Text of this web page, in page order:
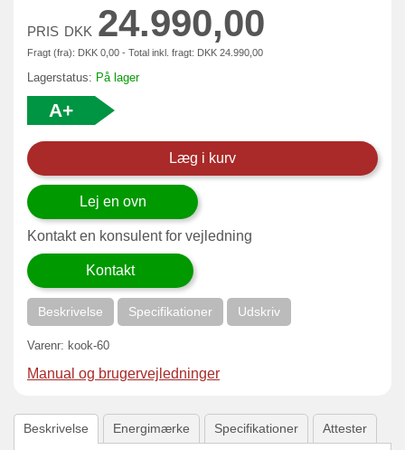
PRIS DKK 24.990,00
Fragt (fra): DKK 0,00 - Total inkl. fragt: DKK 24.990,00
Lagerstatus: På lager
A+
Læg i kurv
Lej en ovn
Kontakt en konsulent for vejledning
Kontakt
Beskrivelse Specifikationer Udskriv
Varenr: kook-60
Manual og brugervejledninger
Beskrivelse Energimærke Specifikationer Attester